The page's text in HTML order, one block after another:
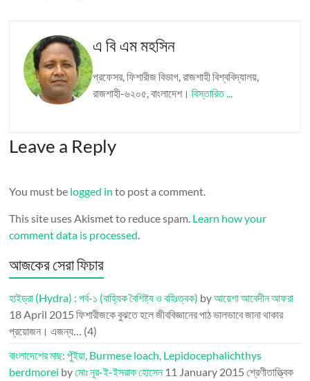
এ বি এম মহসিন
প্রফেসর, ফিশারীজ বিভাগ, রাজশাহী বিশ্ববিদ্যালয়,
রাজশাহী-৬২০৫, বাংলাদেশ।বিস্তারিত ...
Leave a Reply
You must be logged in to post a comment.
This site uses Akismet to reduce spam. Learn how your
comment data is processed.
আজকের সেরা ফিচার
হাইড্রা (Hydra) : পর্ব-১ (বাহ্যিক বৈশিষ্ট্য ও বহিঃত্বক) byআয়েশা আবেদীন আফরা
18 April 2015 ফিশারীজকে বুঝতে হলে জীববিজ্ঞানের পাঠ ভালভাবে জানা থাকার
প্রয়োজন। এজন্য… (4)
বাংলাদেশের মাছ: পুঁইয়া, Burmese loach, Lepidocephalichthys
berdmorei byমোঃ নূর-ই-ইসরাক হোসেন 11 January 2015 শ্রেণীতাত্ত্বিক